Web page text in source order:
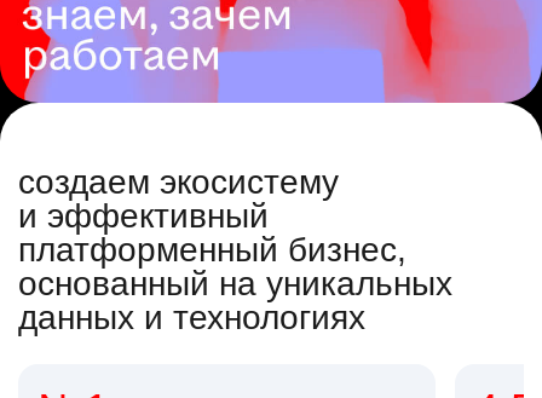
создаем экосистему
и эффективный
платформенный бизнес,
основанный на уникальных
данных и технологиях